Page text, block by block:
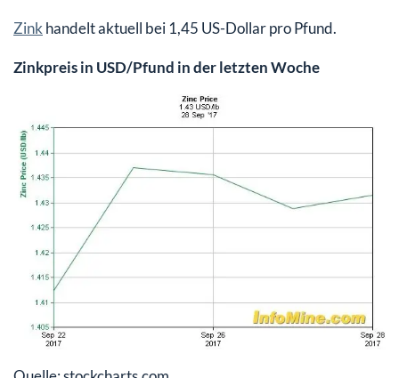
Zink handelt aktuell bei 1,45 US-Dollar pro Pfund.
Zinkpreis in USD/Pfund in der letzten Woche